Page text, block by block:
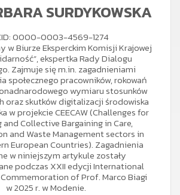
SURDYKOWSKA
0000-0003-4569-1274
w Biurze Eksperc­kim Komisji Krajowej
ekspertka Rady Dialogu
Zajmuje się m.in. zagadnie­niami
społecznego pracowników, rokowań
wymiaru stosunków
oraz skutków digitalizacji środowiska
w projekcie CEECAW (Challenges for
and Collective Bargaining in Care,
and Waste Management sectors in
Eu­ropean Countries). Zagadnienia
w niniejszym artykule zostały
podczas XXII edycji In­ternational
of Prof. Mar­co Biagi
w 2025 r. w Modenie.